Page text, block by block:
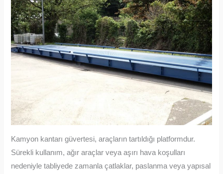
Kamyon kantarı güvertesi, araçların tartıldığı platformdur.
Sürekli kullanım, ağır araçlar veya aşırı hava koşulları
nedeniyle tabliyede zamanla çatlaklar, paslanma veya yapısal